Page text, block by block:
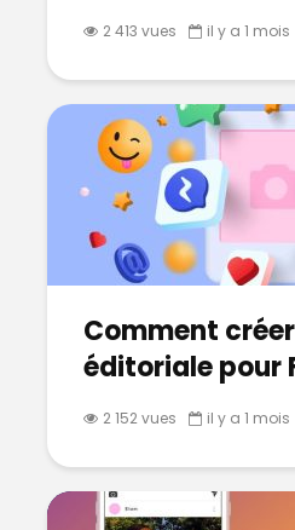
2 413 vues il y a 1 mois
Comment
éditoriale pour
2 152 vues il y a 1 mois